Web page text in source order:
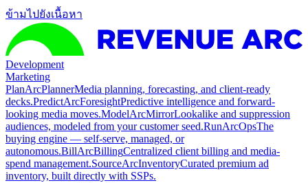
ข้ามไปยังเนื้อหา
Development
Marketing
PlanArcPlannerMedia planning, forecasting, and client-ready
decks.PredictArcForesightPredictive intelligence and forward-
looking media moves.ModelArcMirrorLookalike and suppression
audiences, modeled from your customer seed.RunArcOpsThe
buying engine — self-serve, managed, or
autonomous.BillArcBillingCentralized client billing and media-
spend management.SourceArcInventoryCurated premium ad
inventory, built directly with SSPs.